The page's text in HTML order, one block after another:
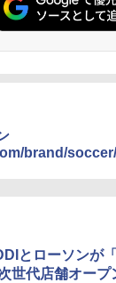
brand/soccer/
とローソンが
世代店舗オープ